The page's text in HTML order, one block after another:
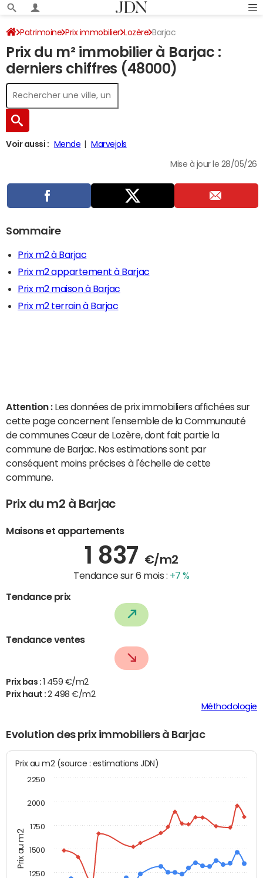
Patrimoine Prix immobilier Lozère Barjac
Prix du m² immobilier à Barjac :
derniers chiffres (48000)
Voir aussi : Mende Marvejols
Mise à jour le 28/05/26
Sommaire
Prix m2 à Barjac
Prix m2 appartement à Barjac
Prix m2 maison à Barjac
Prix m2 terrain à Barjac
Attention : Les données de prix immobiliers affichées sur
cette page concernent l'ensemble de la Communauté
de communes Cœur de Lozère, dont fait partie la
commune de Barjac. Nos estimations sont par
conséquent moins précises à l'échelle de cette
commune.
Prix du m2 à Barjac
Maisons et appartements
1 837 €/m2
Tendance sur 6 mois : +7 %
Tendance prix
Tendance ventes
Prix bas :
1 459 €/m2
Prix haut :2 498 €/m2
Méthodologie
Evolution des prix immobiliers à Barjac
Prix au m2
Prix au m2 (source : estimations JDN)
1250
1500
1750
2000
2250